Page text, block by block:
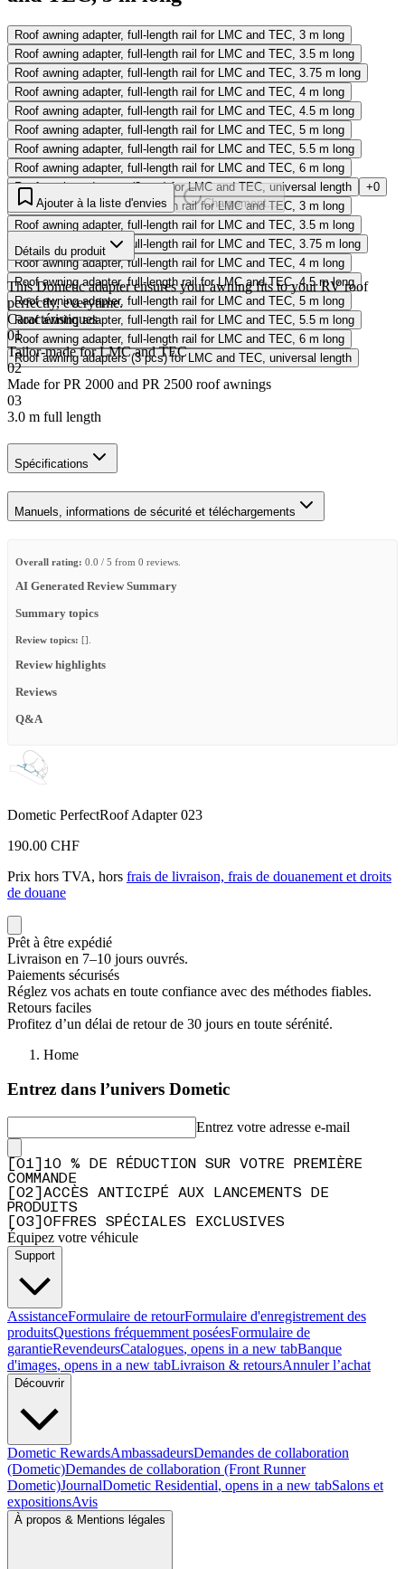
Roof awning adapter, full-length rail for LMC and TEC, 3 m long
Roof awning adapter, full-length rail for LMC and TEC, 3.5 m long
Roof awning adapter, full-length rail for LMC and TEC, 3.75 m long
Roof awning adapter, full-length rail for LMC and TEC, 4 m long
Roof awning adapter, full-length rail for LMC and TEC, 4.5 m long
Roof awning adapter, full-length rail for LMC and TEC, 5 m long
Roof awning adapter, full-length rail for LMC and TEC, 5.5 m long
Roof awning adapter, full-length rail for LMC and TEC, 6 m long
Roof awning adapters (3 pcs) for LMC and TEC, universal length
+0
Roof awning adapter, full-length rail for LMC and TEC, 3 m long
Roof awning adapter, full-length rail for LMC and TEC, 3.5 m long
Roof awning adapter, full-length rail for LMC and TEC, 3.75 m long
Roof awning adapter, full-length rail for LMC and TEC, 4 m long
Roof awning adapter, full-length rail for LMC and TEC, 4.5 m long
Roof awning adapter, full-length rail for LMC and TEC, 5 m long
Roof awning adapter, full-length rail for LMC and TEC, 5.5 m long
Roof awning adapter, full-length rail for LMC and TEC, 6 m long
Roof awning adapters (3 pcs) for LMC and TEC, universal length
Ajouter à la liste d'envies Chargement...
Détails du produit
This Dometic adapter ensures your awning fits to your RV roof
perfectly, everytime.
Caractéristiques
01
Tailor-made for LMC and TEC
02
Made for PR 2000 and PR 2500 roof awnings
03
3.0 m full length
Spécifications
Manuels, informations de sécurité et téléchargements
Overall rating: 0.0 / 5 from 0 reviews.
AI Generated Review Summary
Summary topics
Review topics: [].
Review highlights
Reviews
Q&A
Dometic PerfectRoof Adapter 023
190.00 CHF
Prix hors TVA, hors frais de livraison, frais de douanement et droits
de douane
Prêt à être expédié
Livraison en 7–10 jours ouvrés.
Paiements sécurisés
Réglez vos achats en toute confiance avec des méthodes fiables.
Retours faciles
Profitez d’un délai de retour de 30 jours en toute sérénité.
Home
Entrez dans l’univers Dometic
Entrez votre adresse e-mail
01
10 % DE RÉDUCTION SUR VOTRE PREMIÈRE
COMMANDE
02
ACCÈS ANTICIPÉ AUX LANCEMENTS DE
PRODUITS
03 OFFRES SPÉCIALES EXCLUSIVES
Équipez votre véhicule
Support
AssistanceFormulaire de retourFormulaire d'enregistrement des
produitsQuestions fréquemment poséesFormulaire de
garantieRevendeursCatalogues, opens in a new tabBanque
d'images, opens in a new tabLivraison & retoursAnnuler l’achat
Découvrir
Dometic RewardsAmbassadeursDemandes de collaboration
(Dometic)Demandes de collaboration (Front Runner
Dometic)JournalDometic Residential, opens in a new tabSalons et
expositionsAvis
À propos & Mentions légales